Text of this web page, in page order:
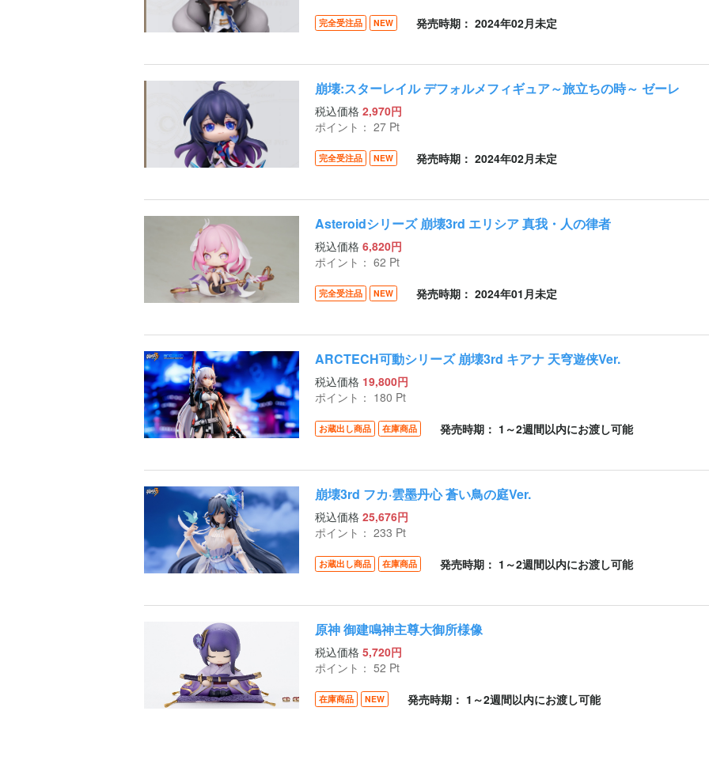
完全受注品 NEW 発売時期： 2024年02月未定
崩壊:スターレイル デフォルメフィギュア～旅立ちの時～ ゼーレ
税込価格 2,970円
ポイント： 27 Pt
完全受注品 NEW 発売時期： 2024年02月未定
Asteroidシリーズ 崩壊3rd エリシア 真我・人の律者
税込価格 6,820円
ポイント： 62 Pt
完全受注品 NEW 発売時期： 2024年01月未定
ARCTECH可動シリーズ 崩壊3rd キアナ 天穹遊侠Ver.
税込価格 19,800円
ポイント： 180 Pt
お蔵出し商品 在庫商品 発売時期： 1～2週間以内にお渡し可能
崩壊3rd フカ·雲墨丹心 蒼い鳥の庭Ver.
税込価格 25,676円
ポイント： 233 Pt
お蔵出し商品 在庫商品 発売時期： 1～2週間以内にお渡し可能
原神 御建鳴神主尊大御所様像
税込価格 5,720円
ポイント： 52 Pt
在庫商品 NEW 発売時期： 1～2週間以内にお渡し可能